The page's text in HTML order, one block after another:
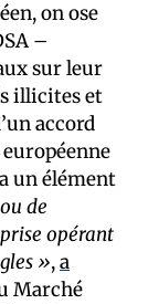
on ose
–
sur leur
illicites et
accord
un élément
de
opérant
»,a
Marché